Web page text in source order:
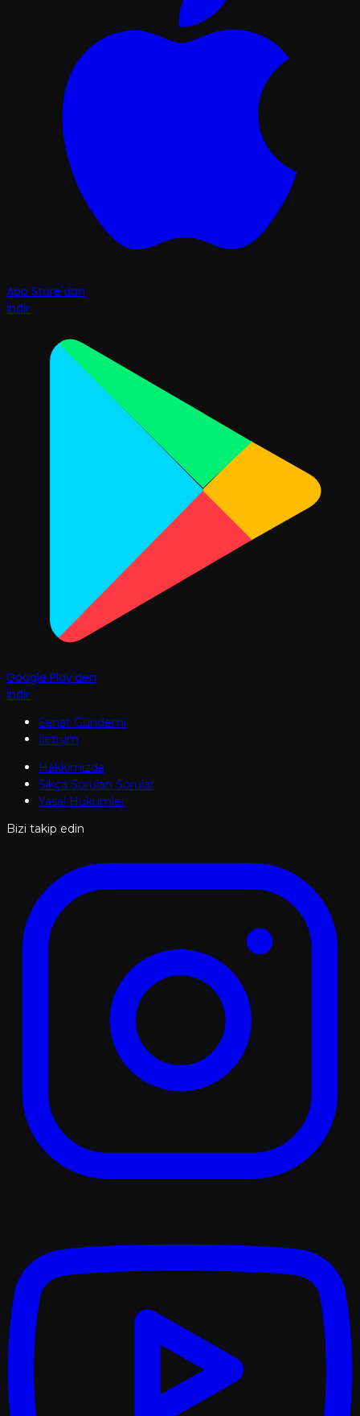
App Store'dan
İndir
Google Play'den
İndir
Sanat Gündemi
İletişim
Hakkımızda
Sıkça Sorulan Sorular
Yasal Hükümler
Bizi takip edin